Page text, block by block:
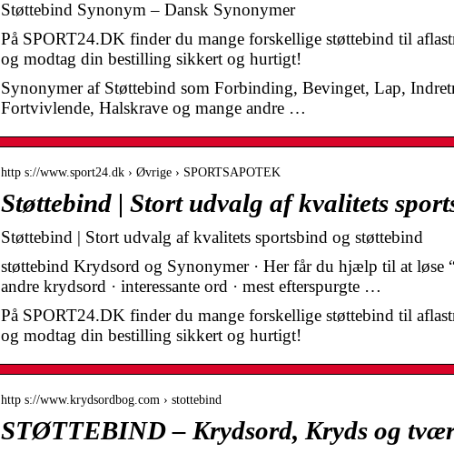
Støttebind Synonym – Dansk Synonymer
På SPORT24.DK finder du mange forskellige støttebind til
og modtag din bestilling sikkert og hurtigt!
Synonymer af Støttebind som Forbinding, Bevinget, Lap,
Fortvivlende, Halskrave og mange andre …
http s://www.sport24.dk › Øvrige › SPORTSAPOTEK
Støttebind | Stort udvalg af kvalitets
Støttebind | Stort udvalg af kvalitets sportsbind og støttebind
støttebind Krydsord og Synonymer · Her får du hjælp til at løse
andre krydsord · interessante ord · mest efterspurgte …
På SPORT24.DK finder du mange forskellige støttebind til
og modtag din bestilling sikkert og hurtigt!
http s://www.krydsordbog.com › stottebind
STØTTEBIND – Krydsord, Kryds og